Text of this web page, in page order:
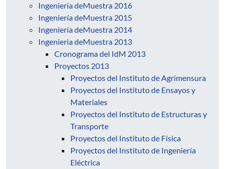
Ingeniería deMuestra 2016
Ingeniería deMuestra 2015
Ingeniería deMuestra 2014
Ingenieria deMuestra 2013
Cronograma del IdM 2013
Proyectos 2013
Proyectos del Instituto de Agrimensura
Proyectos del Instituto de Ensayos y
Materiales
Proyectos del Instituto de Estructuras y
Transporte
Proyectos del Instituto de Física
Proyectos del Instituto de Ingeniería
Eléctrica